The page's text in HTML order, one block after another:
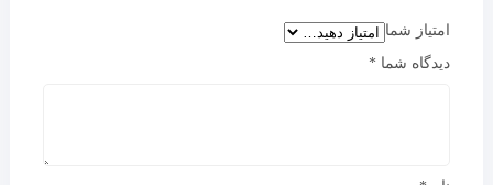
امتیاز شما
دیدگاه شما *